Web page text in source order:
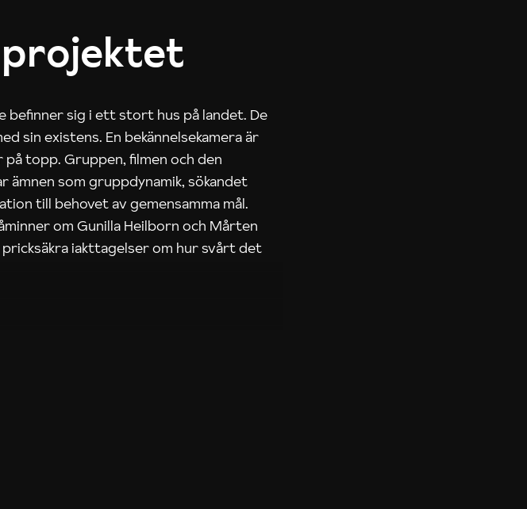
befinner sig i ett stort hus på landet. De
sin existens. En bekännelsekamera är
topp. Gruppen, filmen och den
ämnen som gruppdynamik, sökandet
till behovet av gemensamma mål.
om Gunilla Heilborn och Mårten
iakttagelser om hur svårt det